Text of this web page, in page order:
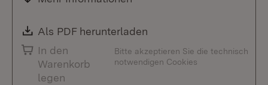
Download:
Als PDF herunterladen
In den
Warenkorb
legen
Bitte akzeptieren Sie die technisch
notwendigen Cookies